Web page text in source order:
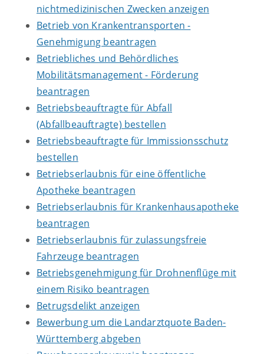
nichtmedizinischen Zwecken anzeigen
Betrieb von Krankentransporten -
Genehmigung beantragen
Betriebliches und Behördliches
Mobilitätsmanagement - Förderung
beantragen
Betriebsbeauftragte für Abfall
(Abfallbeauftragte) bestellen
Betriebsbeauftragte für Immissionsschutz
bestellen
Betriebserlaubnis für eine öffentliche
Apotheke beantragen
Betriebserlaubnis für Krankenhausapotheke
beantragen
Betriebserlaubnis für zulassungsfreie
Fahrzeuge beantragen
Betriebsgenehmigung für Drohnenflüge mit
einem Risiko beantragen
Betrugsdelikt anzeigen
Bewerbung um die Landarztquote Baden-
Württemberg abgeben